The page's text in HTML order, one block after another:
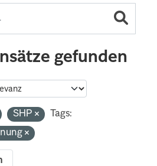
gefunden
SHP
Tags: